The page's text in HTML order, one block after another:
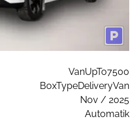
VanUpTo7500
BoxTypeDeliveryVan
Nov / 2025
Automatik